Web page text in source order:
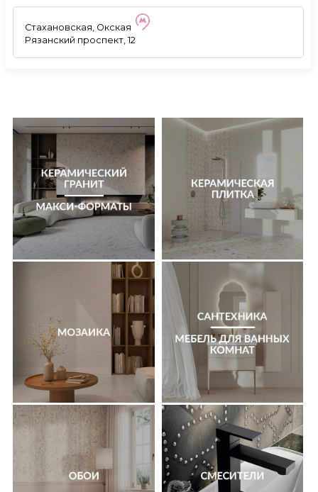
Стахановская, Окская
Рязанский проспект, 12